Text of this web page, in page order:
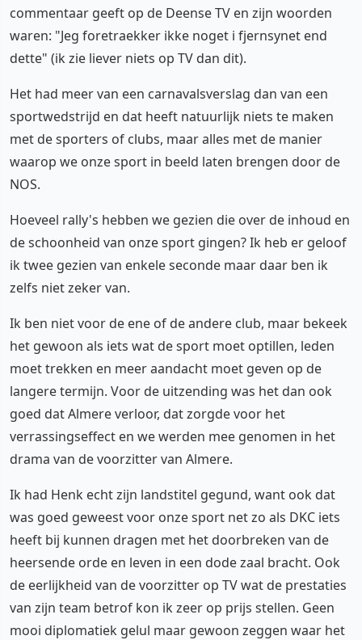
commentaar geeft op de Deense TV en zijn woorden
waren: "Jeg foretraekker ikke noget i fjernsynet end
dette" (ik zie liever niets op TV dan dit).
Het had meer van een carnavalsverslag dan van een
sportwedstrijd en dat heeft natuurlijk niets te maken
met de sporters of clubs, maar alles met de manier
waarop we onze sport in beeld laten brengen door de
NOS.
Hoeveel rally's hebben we gezien die over de inhoud en
de schoonheid van onze sport gingen? Ik heb er geloof
ik twee gezien van enkele seconde maar daar ben ik
zelfs niet zeker van.
Ik ben niet voor de ene of de andere club, maar bekeek
het gewoon als iets wat de sport moet optillen, leden
moet trekken en meer aandacht moet geven op de
langere termijn. Voor de uitzending was het dan ook
goed dat Almere verloor, dat zorgde voor het
verrassingseffect en we werden mee genomen in het
drama van de voorzitter van Almere.
Ik had Henk echt zijn landstitel gegund, want ook dat
was goed geweest voor onze sport net zo als DKC iets
heeft bij kunnen dragen met het doorbreken van de
heersende orde en leven in een dode zaal bracht. Ook
de eerlijkheid van de voorzitter op TV wat de prestaties
van zijn team betrof kon ik zeer op prijs stellen. Geen
mooi diplomatiek gelul maar gewoon zeggen waar het